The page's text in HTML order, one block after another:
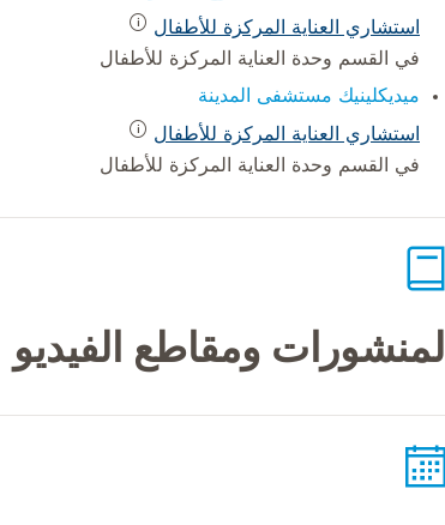
استشاري العناية المركزة للأطفال
في القسم وحدة العناية المركزة للأطفال
ميديكلينيك مستشفى المدينة
استشاري العناية المركزة للأطفال
في القسم وحدة العناية المركزة للأطفال
المنشورات ومقاطع الفيديو